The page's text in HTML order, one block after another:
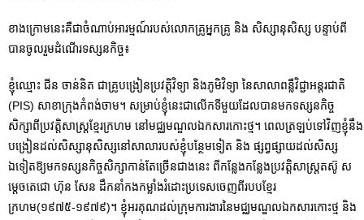
ខាងក្រោមនេះគឺជាចំណាប់អារម្មណ៍របស់លោកគ្រូអ្នកគ្រូ និង សិស្សានុសិស្ស បន្ទាប់ពី
បានចូលរួមដំណើរទស្សនកិច្ច៖
ខ្ញុំឈ្មោះ ជីន ចាន់និត ជាគ្រូបង្រៀនប្រវត្តិវិទ្យា និងភូមិវិទ្យា នៃសាលាពន្លឺវិជ្ជាអន្តរជាតិ
(PIS) សាខាក្រុងកំពង់ចាម។ សម្រាប់ខ្ញុំនេះជាលើកទីមួយដែលបានមកទស្សនកិច្ច
សិក្សាពីប្រវត្តិសាស្រ្តខ្មែរក្រហម នៅមជ្ឈមណ្ឌលឯកសារកោះថ្ម។ ពេលត្រឡប់ទៅវិញខ្ញុំនឹង
បង្រៀនដល់សិស្សានុសិស្សនៅសាលារបស់ខ្ញុំបន្ថែមទៀត និង ផ្សព្វផ្សាយដល់សិស្ស
ឯទៀតឱ្យមកទស្សនកិច្ចសិក្សាកាន់តែច្រើនជាងនេះ ពីកន្លែងកន្លែងប្រវត្តិសាស្រ្តតស៊ូ ស
ម្តេចតេជោ ហ៊ុន សែន ដឹកនាំកងកម្លាំងរំដោះប្រទេសចេញពីរបបខ្មែរ
ក្រហម(១៩៧៥-១៩៧៩)។ ខ្ញុំអរគុណដល់ក្រុមការងារនៃមជ្ឈមណ្ឌលឯកសារកោះថ្ម និង